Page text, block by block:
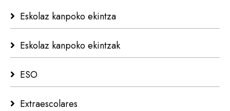
Eskolaz kanpoko ekintza
Eskolaz kanpoko ekintzak
ESO
Extraescolares